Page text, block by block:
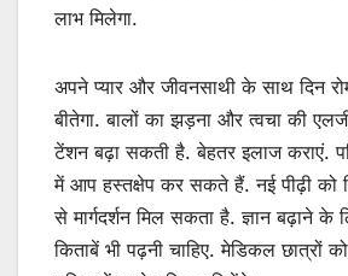
लाभ मिलेगा.
अपने प्यार और जीवनसाथी के साथ दिन
बीतेगा. बालों का झड़ना और त्वचा की
टेंशन बढ़ा सकती है. बेहतर इलाज कराएं.
में आप हस्तक्षेप कर सकते हैं. नई पीढ़ी को
से मार्गदर्शन मिल सकता है. ज्ञान बढ़ाने के
किताबें भी पढ़नी चाहिए. मेडिकल छात्रों